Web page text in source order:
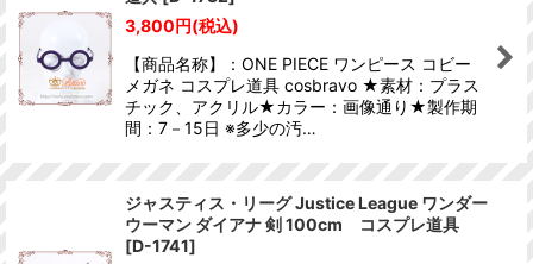
3,800円(税込)
【商品名称】：ONE PIECE ワンピース コビー
メガネ コスプレ道具 cosbravo ★素材：プラス
チック、アクリル★カラー：画像通り★製作期
間：7－15日 ※多少の汚…
ジャスティス・リーグ Justice League ワンダー
ウーマン ダイアナ 剣 100cm コスプレ道具
[D-1741]